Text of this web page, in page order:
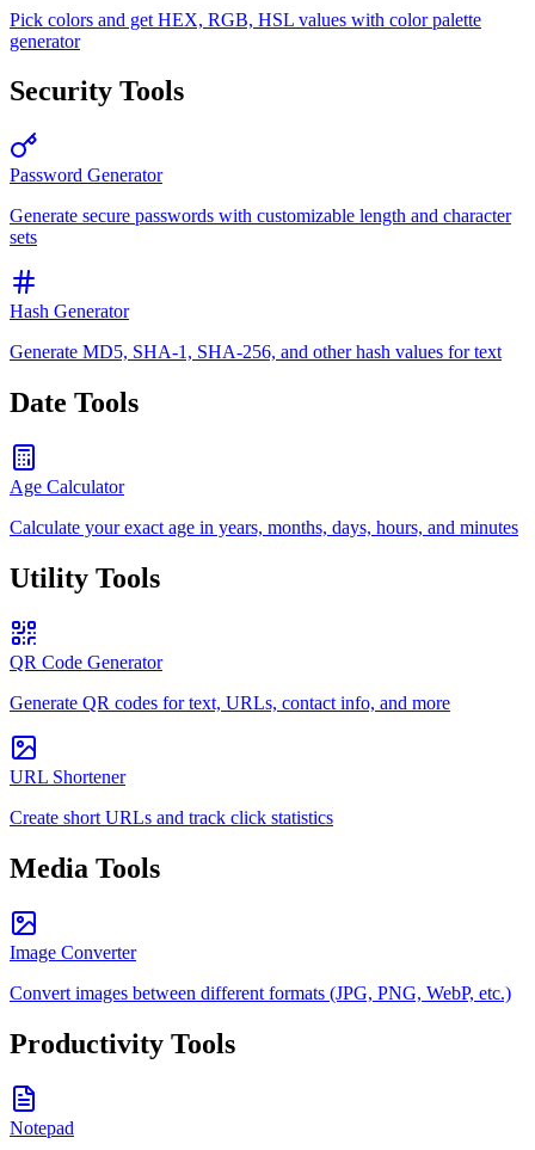
Pick colors and get HEX, RGB, HSL values with color palette
generator
Security Tools
Password Generator
Generate secure passwords with customizable length and character
sets
Hash Generator
Generate MD5, SHA-1, SHA-256, and other hash values for text
Date Tools
Age Calculator
Calculate your exact age in years, months, days, hours, and minutes
Utility Tools
QR Code Generator
Generate QR codes for text, URLs, contact info, and more
URL Shortener
Create short URLs and track click statistics
Media Tools
Image Converter
Convert images between different formats (JPG, PNG, WebP, etc.)
Productivity Tools
Notepad